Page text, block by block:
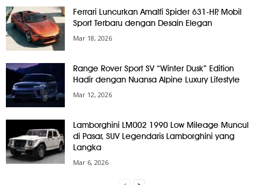
Ferrari Luncurkan Amalfi Spider 631-HP, Mobil
Sport Terbaru dengan Desain Elegan
Mar 18, 2026
Range Rover Sport SV “Winter Dusk” Edition
Hadir dengan Nuansa Alpine Luxury Lifestyle
Mar 12, 2026
Lamborghini LM002 1990 Low Mileage Muncul
di Pasar, SUV Legendaris Lamborghini yang
Langka
Mar 6, 2026